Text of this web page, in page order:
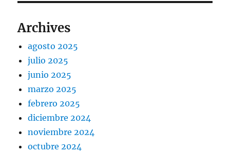
Archives
agosto 2025
julio 2025
junio 2025
marzo 2025
febrero 2025
diciembre 2024
noviembre 2024
octubre 2024